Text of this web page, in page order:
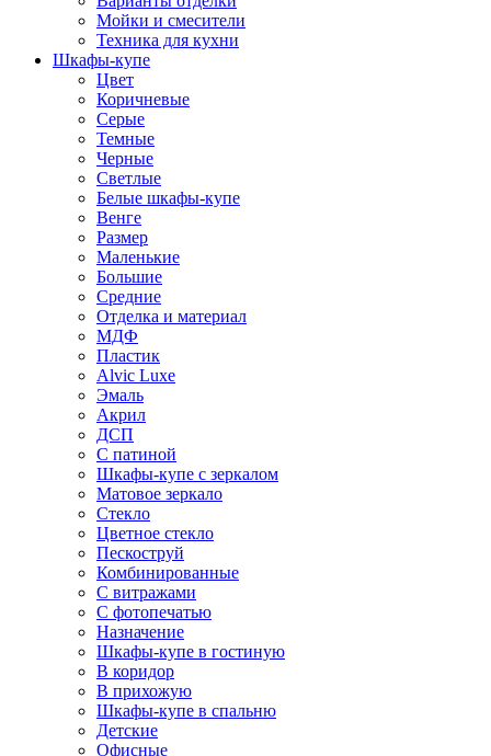
Мойки и смесители
Техника для кухни
Шкафы-купе
Цвет
Коричневые
Серые
Темные
Черные
Светлые
Белые шкафы-купе
Венге
Размер
Маленькие
Большие
Средние
Отделка и материал
МДФ
Пластик
Alvic Luxe
Эмаль
Акрил
ДСП
С патиной
Шкафы-купе с зеркалом
Матовое зеркало
Стекло
Цветное стекло
Пескоструй
Комбинированные
С витражами
С фотопечатью
Назначение
Шкафы-купе в гостиную
В коридор
В прихожую
Шкафы-купе в спальню
Детские
Офисные